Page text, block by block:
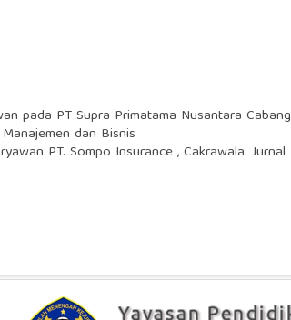
pada PT Supra Primatama Nusantara Cabang
dan Bisnis
PT. Sompo Insurance,Cakrawala: Jurnal